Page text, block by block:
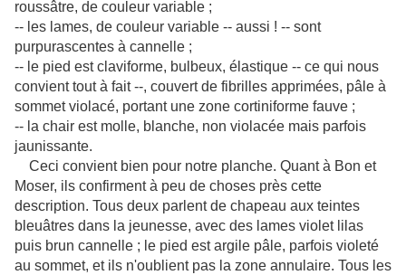
roussâtre, de couleur variable ;
-- les lames, de couleur variable -- aussi ! -- sont
purpurascentes à cannelle ;
-- le pied est claviforme, bulbeux, élastique -- ce qui nous
convient tout à fait --, couvert de fibrilles apprimées, pâle à
sommet violacé, portant une zone cortiniforme fauve ;
-- la chair est molle, blanche, non violacée mais parfois
jaunissante.
Ceci convient bien pour notre planche. Quant à Bon et
Moser, ils confirment à peu de choses près cette
description. Tous deux parlent de chapeau aux teintes
bleuâtres dans la jeunesse, avec des lames violet lilas
puis brun cannelle ; le pied est argile pâle, parfois violeté
au sommet, et ils n'oublient pas la zone annulaire. Tous les